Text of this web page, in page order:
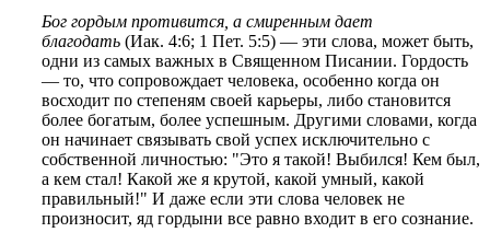
Бог гордым противится, а смиренным дает
благодать (Иак. 4:6; 1 Пет. 5:5) — эти слова, может быть,
одни из самых важных в Священном Писании. Гордость
— то, что сопровождает человека, особенно когда он
восходит по степеням своей карьеры, либо становится
более богатым, более успешным. Другими словами, когда
он начинает связывать свой успех исключительно с
собственной личностью: "Это я такой! Выбился! Кем был,
а кем стал! Какой же я крутой, какой умный, какой
правильный!" И даже если эти слова человек не
произносит, яд гордыни все равно входит в его сознание.